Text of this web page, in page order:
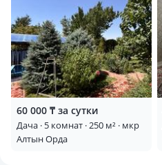
60 000 ₸ за сутки
Дача · 5 комнат · 250 м² · мкр
Алтын Орда